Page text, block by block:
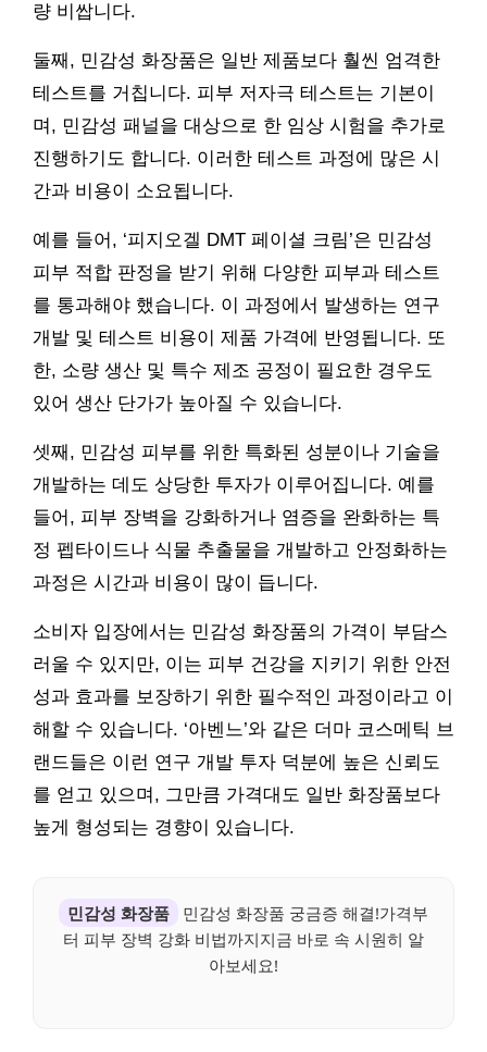
량 비쌉니다.
둘째, 민감성 화장품은 일반 제품보다 훨씬 엄격한
테스트를 거칩니다. 피부 저자극 테스트는 기본이
며, 민감성 패널을 대상으로 한 임상 시험을 추가로
진행하기도 합니다. 이러한 테스트 과정에 많은 시
간과 비용이 소요됩니다.
예를 들어, ‘피지오겔 DMT 페이셜 크림’은 민감성
피부 적합 판정을 받기 위해 다양한 피부과 테스트
를 통과해야 했습니다. 이 과정에서 발생하는 연구
개발 및 테스트 비용이 제품 가격에 반영됩니다. 또
한, 소량 생산 및 특수 제조 공정이 필요한 경우도
있어 생산 단가가 높아질 수 있습니다.
셋째, 민감성 피부를 위한 특화된 성분이나 기술을
개발하는 데도 상당한 투자가 이루어집니다. 예를
들어, 피부 장벽을 강화하거나 염증을 완화하는 특
정 펩타이드나 식물 추출물을 개발하고 안정화하는
과정은 시간과 비용이 많이 듭니다.
소비자 입장에서는 민감성 화장품의 가격이 부담스
러울 수 있지만, 이는 피부 건강을 지키기 위한 안전
성과 효과를 보장하기 위한 필수적인 과정이라고 이
해할 수 있습니다. ‘아벤느’와 같은 더마 코스메틱 브
랜드들은 이런 연구 개발 투자 덕분에 높은 신뢰도
를 얻고 있으며, 그만큼 가격대도 일반 화장품보다
높게 형성되는 경향이 있습니다.
민감성 화장품
민감성 화장품 궁금증 해결!가격부
터 피부 장벽 강화 비법까지지금 바로 속 시원히 알
아보세요!